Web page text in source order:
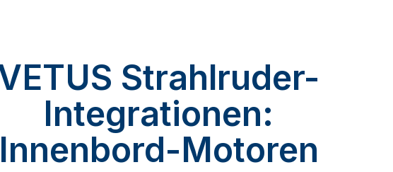
Strahlruder-
Integrationen:
Motoren